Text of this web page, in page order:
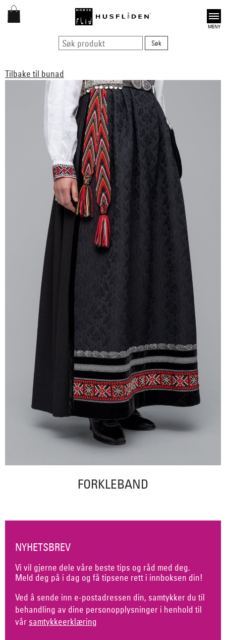
Open
Tilbake til bunad
FORKLEBAND
NYHETSBREV
Vi vil gjerne dele våre beste tips og råd med deg.
Meld deg på i dag og få tipsene rett i innboksen din!
Ved å sende inn e-postadressen din, samtykker du til
behandling av dine personopplysninger i henhold til
vår samtykkeerklæring